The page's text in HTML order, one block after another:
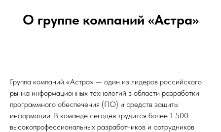
О группе компаний «Астра»
Группа компаний «Астра» — один из лидеров российского
рынка информационных технологий в области разработки
программного обеспечения (ПО) и средств защиты
информации. В команде сегодня трудится более 1 500
высокопрофессиональных разработчиков и сотрудников